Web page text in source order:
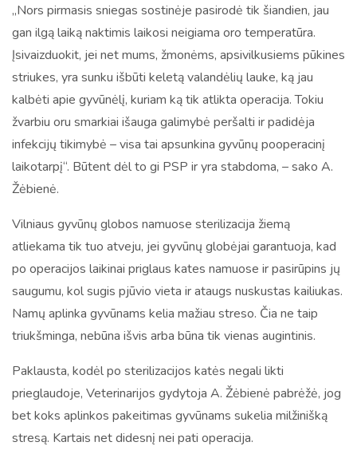
„Nors pirmasis sniegas sostinėje pasirodė tik šiandien, jau
gan ilgą laiką naktimis laikosi neigiama oro temperatūra.
Įsivaizduokit, jei net mums, žmonėms, apsivilkusiems pūkines
striukes, yra sunku išbūti keletą valandėlių lauke, ką jau
kalbėti apie gyvūnėlį, kuriam ką tik atlikta operacija. Tokiu
žvarbiu oru smarkiai išauga galimybė peršalti ir padidėja
infekcijų tikimybė – visa tai apsunkina gyvūnų pooperacinį
laikotarpį“. Būtent dėl to gi PSP ir yra stabdoma, – sako A.
Žėbienė.
Vilniaus gyvūnų globos namuose sterilizacija žiemą
atliekama tik tuo atveju, jei gyvūnų globėjai garantuoja, kad
po operacijos laikinai priglaus kates namuose ir pasirūpins jų
saugumu, kol sugis pjūvio vieta ir ataugs nuskustas kailiukas.
Namų aplinka gyvūnams kelia mažiau streso. Čia ne taip
triukšminga, nebūna išvis arba būna tik vienas augintinis.
Paklausta, kodėl po sterilizacijos katės negali likti
prieglaudoje, Veterinarijos gydytoja A. Žėbienė pabrėžė, jog
bet koks aplinkos pakeitimas gyvūnams sukelia milžinišką
stresą. Kartais net didesnį nei pati operacija.